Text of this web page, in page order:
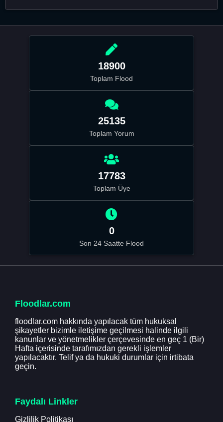
18900
Toplam Flood
25135
Toplam Yorum
17783
Toplam Üye
0
Son 24 Saatte Flood
Floodlar.com
floodlar.com hakkında yapılacak tüm hukuksal
şikayetler bizimle iletişime geçilmesi halinde ilgili
kanunlar ve yönetmelikler çerçevesinde en geç 1 (Bir)
Hafta içerisinde tarafımızdan gerekli işlemler
yapılacaktır. Telif ya da hukuki durumlar için irtibata
geçin.
Faydalı Linkler
Gizlilik Politikası